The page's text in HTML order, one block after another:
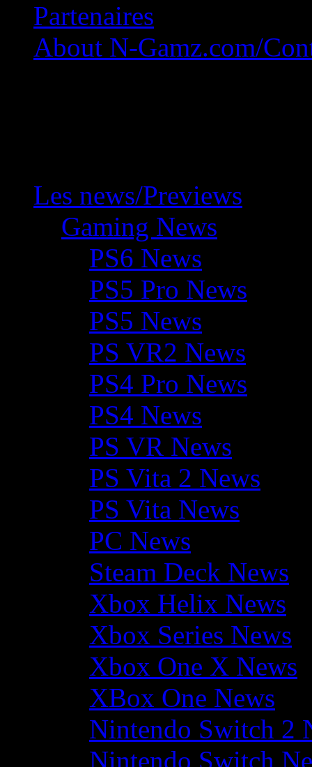
Partenaires
About N-Gamz.com/
Les news/Previews
Gaming News
PS6 News
PS5 Pro News
PS5 News
PS VR2 News
PS4 Pro News
PS4 News
PS VR News
PS Vita 2 News
PS Vita News
PC News
Steam Deck News
Xbox Helix News
Xbox Series News
Xbox One X News
XBox One News
Nintendo Switch 2
Nintendo Switch